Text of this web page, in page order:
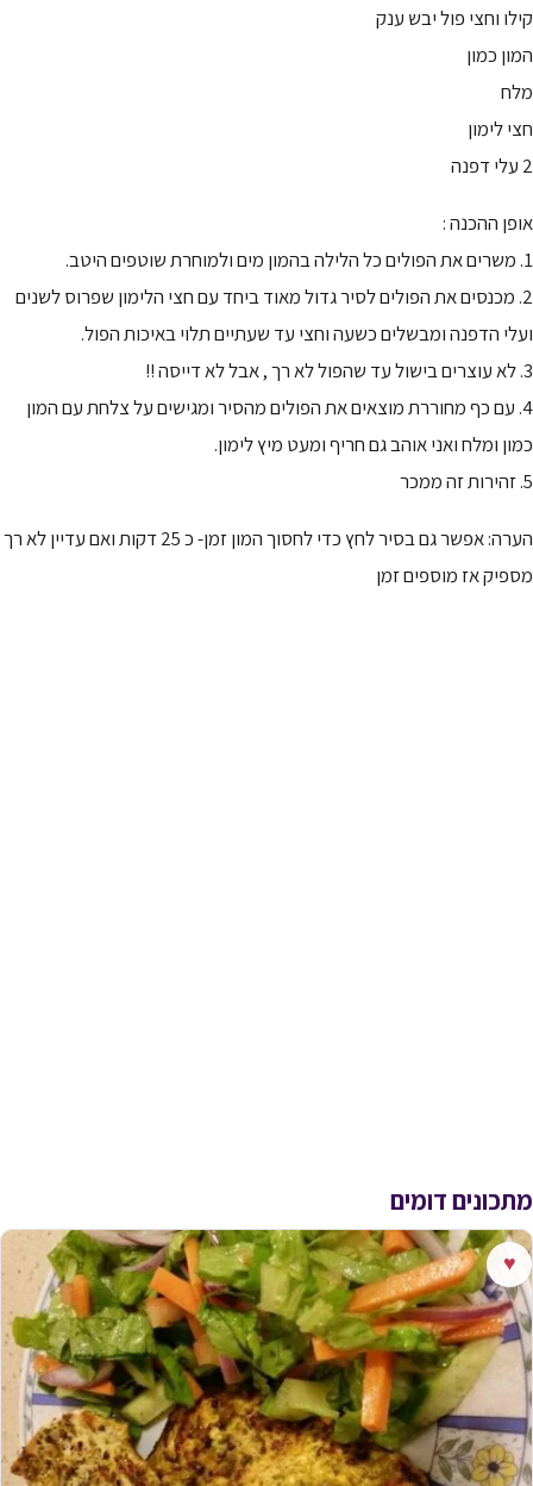
קילו וחצי פול יבש ענק
המון כמון
מלח
חצי לימון
2 עלי דפנה
אופן ההכנה :
1. משרים את הפולים כל הלילה בהמון מים ולמוחרת שוטפים היטב.
2. מכנסים את הפולים לסיר גדול מאוד ביחד עם חצי הלימון שפרוס לשנים
ועלי הדפנה ומבשלים כשעה וחצי עד שעתיים תלוי באיכות הפול.
3. לא עוצרים בישול עד שהפול לא רך , אבל לא דייסה !!
4. עם כף מחוררת מוצאים את הפולים מהסיר ומגישים על צלחת עם המון
כמון ומלח ואני אוהב גם חריף ומעט מיץ לימון.
5. זהירות זה ממכר
הערה: אפשר גם בסיר לחץ כדי לחסוך המון זמן- כ 25 דקות ואם עדיין לא רך
מספיק אז מוספים זמן
מתכונים דומים
♥